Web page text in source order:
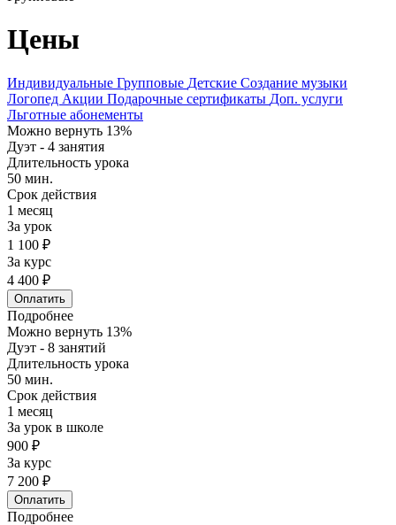
Цены
Индивидуальные Групповые Детские Создание музыки
Логопед Акции Подарочные сертификаты Доп. услуги
Льготные абонементы
Можно вернуть 13%
Дуэт - 4 занятия
Длительность урока
50 мин.
Срок действия
1 месяц
За урок
1 100 ₽
За курс
4 400 ₽
Оплатить
Подробнее
Можно вернуть 13%
Дуэт - 8 занятий
Длительность урока
50 мин.
Срок действия
1 месяц
За урок в школе
900 ₽
За курс
7 200 ₽
Оплатить
Подробнее